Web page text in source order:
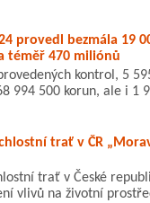
provedl bezmála 19
téměř 470 miliónů
kontrol, 5
994 500 korun, ale i 1
trať v ČR
trať v České
vlivů na životní